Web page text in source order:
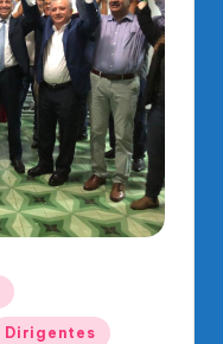
Dirigentes